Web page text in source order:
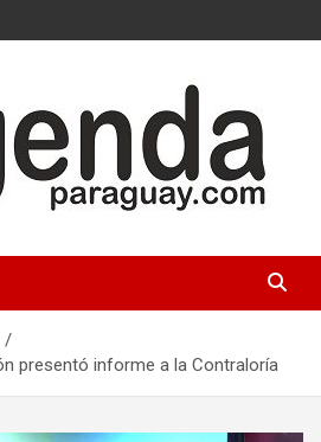
presentó informe a la Contraloría